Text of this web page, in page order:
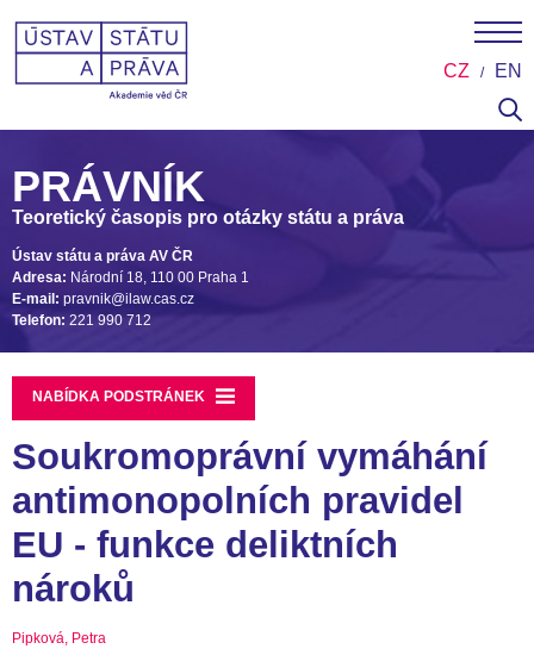
CZ EN
PRÁVNÍK
Teoretický časopis pro otázky státu a práva
Ústav státu a práva AV ČR
Adresa: Národní 18, 110 00 Praha 1
E-mail: pravnik@ilaw.cas.cz
Telefon: 221 990 712
NABÍDKA PODSTRÁNEK
Soukromoprávní vymáhání
antimonopolních pravidel
EU - funkce deliktních
nároků
Pipková, Petra